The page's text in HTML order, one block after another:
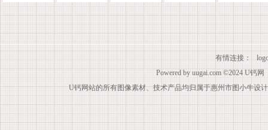
有情连接：
Powered by uugai.com ©2024 U钙网
U钙网站的所有图像素材、技术产品均归属于惠州市图小牛设